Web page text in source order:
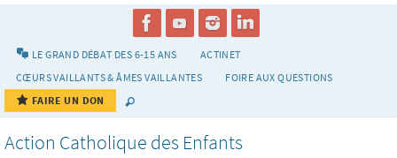
LE GRAND DÉBAT DES 6-15 ANS
ACTINET
CŒURS VAILLANTS & ÂMES VAILLANTES
FOIRE AUX QUESTIONS
FAIRE UN DON
Action Catholique des Enfants